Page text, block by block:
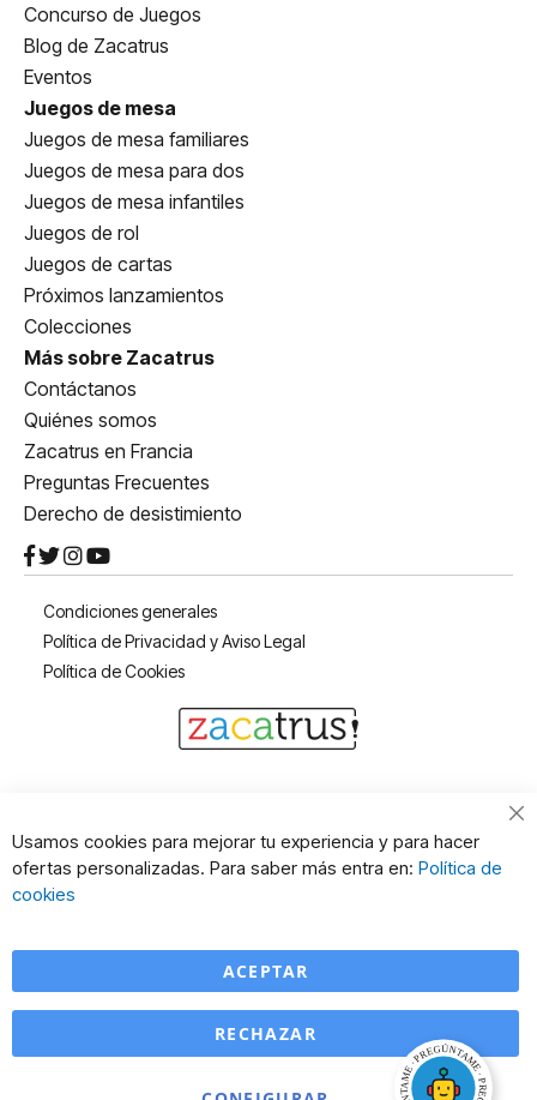
Concurso de Juegos
Blog de Zacatrus
Eventos
Juegos de mesa
Juegos de mesa familiares
Juegos de mesa para dos
Juegos de mesa infantiles
Juegos de rol
Juegos de cartas
Próximos lanzamientos
Colecciones
Más sobre Zacatrus
Contáctanos
Quiénes somos
Zacatrus en Francia
Preguntas Frecuentes
Derecho de desistimiento
Condiciones generales
Política de Privacidad y Aviso Legal
Política de Cookies
Usamos cookies para mejorar tu experiencia y para hacer
ofertas personalizadas. Para saber más entra en: Política de
cookies
ACEPTAR
RECHAZAR